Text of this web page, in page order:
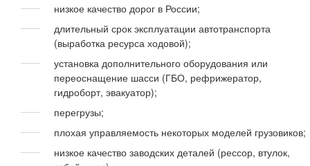
низкое качество дорог в России;
длительный срок эксплуатации автотранспорта
(выработка ресурса ходовой);
установка дополнительного оборудования или
переоснащение шасси (ГБО, рефрижератор,
гидроборт, эвакуатор);
перегрузы;
плохая управляемость некоторых моделей грузовиков;
низкое качество заводских деталей (рессор, втулок,